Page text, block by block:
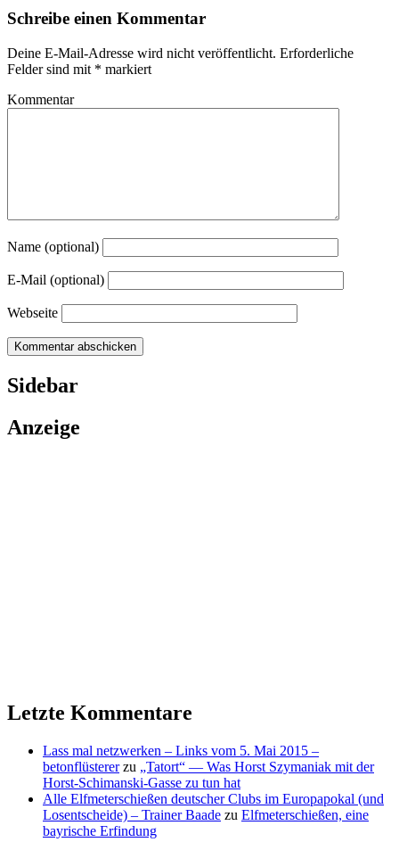
Schreibe einen Kommentar
Deine E-Mail-Adresse wird nicht veröffentlicht. Erforderliche
Felder sind mit * markiert
Kommentar
Name (optional)
E-Mail (optional)
Webseite
Sidebar
Anzeige
Letzte Kommentare
Lass mal netzwerken – Links vom 5. Mai 2015 –
betonflüstererzu „Tatort“ — Was Horst Szymaniak mit der
Horst-Schimanski-Gasse zu tun hat
Alle Elfmeterschießen deutscher Clubs im Europapokal (und
Losentscheide) – Trainer Baade zu Elfmeterschießen, eine
bayrische Erfindung